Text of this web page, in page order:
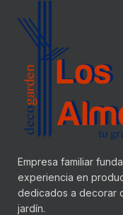
Empresa familiar
experiencia en
dedicados a decorar
jardín.